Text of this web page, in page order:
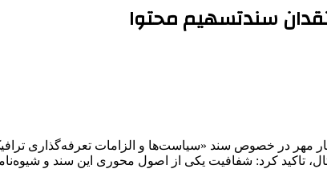
سندتسهیم محتوا
مهر در خصوص سند «سیاست‌ها و الزامات تعرفه‌گذاری
تاکید کرد: شفافیت یکی از اصول محوری این سند و